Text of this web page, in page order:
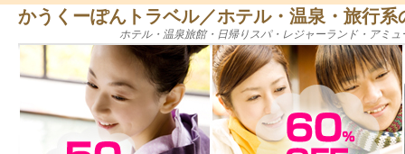
かうくーぽんトラベル／ホテル・温泉・旅行
ホテル・温泉旅館・日帰りスパ・レジャーランド・アミ